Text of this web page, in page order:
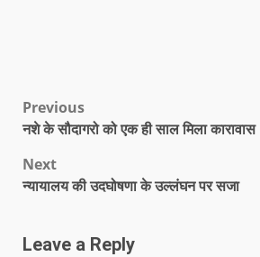
Previous
नशे के सौदागरो को एक ही साल मिला कारावास
Next
न्यायालय की उदघोषणा के उल्लंघन पर सजा
Leave a Reply